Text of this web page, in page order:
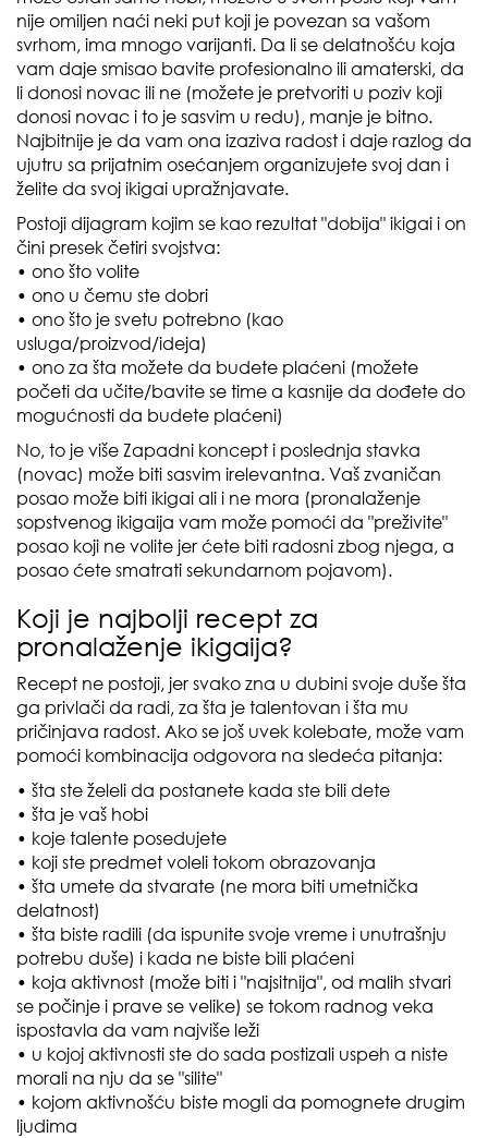
nije omiljen naći neki put koji je povezan sa vašom
svrhom, ima mnogo varijanti. Da li se delatnošću koja
vam daje smisao bavite profesionalno ili amaterski, da
li donosi novac ili ne (možete je pretvoriti u poziv koji
donosi novac i to je sasvim u redu), manje je bitno.
Najbitnije je da vam ona izaziva radost i daje razlog da
ujutru sa prijatnim osećanjem organizujete svoj dan i
želite da svoj ikigai upražnjavate.
Postoji dijagram kojim se kao rezultat "dobija" ikigai i on
čini presek četiri svojstva:
• ono što volite
• ono u čemu ste dobri
• ono što je svetu potrebno (kao
usluga/proizvod/ideja)
• ono za šta možete da budete plaćeni (možete
početi da učite/bavite se time a kasnije da dođete do
mogućnosti da budete plaćeni)
No, to je više Zapadni koncept i poslednja stavka
(novac) može biti sasvim irelevantna. Vaš zvaničan
posao može biti ikigai ali i ne mora (pronalaženje
sopstvenog ikigaija vam može pomoći da "preživite"
posao koji ne volite jer ćete biti radosni zbog njega, a
posao ćete smatrati sekundarnom pojavom).
Koji je najbolji recept za
pronalaženje ikigaija?
Recept ne postoji, jer svako zna u dubini svoje duše šta
ga privlači da radi, za šta je talentovan i šta mu
pričinjava radost. Ako se još uvek kolebate, može vam
pomoći kombinacija odgovora na sledeća pitanja:
• šta ste želeli da postanete kada ste bili dete
• šta je vaš hobi
• koje talente posedujete
• koji ste predmet voleli tokom obrazovanja
• šta umete da stvarate (ne mora biti umetnička
delatnost)
• šta biste radili (da ispunite svoje vreme i unutrašnju
potrebu duše) i kada ne biste bili plaćeni
• koja aktivnost (može biti i "najsitnija", od malih stvari
se počinje i prave se velike) se tokom radnog veka
ispostavla da vam najviše leži
• u kojoj aktivnosti ste do sada postizali uspeh a niste
morali na nju da se "silite"
• kojom aktivnošću biste mogli da pomognete drugim
ljudima